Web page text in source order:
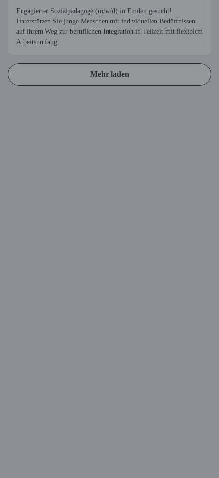
Engagierter Sozialpädagoge (m/w/d) in Emden gesucht!
Unterstützen Sie junge Menschen mit individuellen Bedürfnissen
auf ihrem Weg zur beruflichen Integration in Teilzeit mit flexiblem
Arbeitsumfang.
Mehr laden